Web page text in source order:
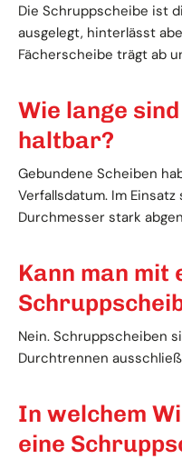
Die Schruppscheibe ist
ausgelegt, hinterlässt
Fächerscheibe trägt ab
Wie lange
haltbar?
Gebundene Scheiben
Verfallsdatum. Im
Durchmesser stark
Kann man mit
Nein. Schruppscheiben
Durchtrennen
In welchem
eine